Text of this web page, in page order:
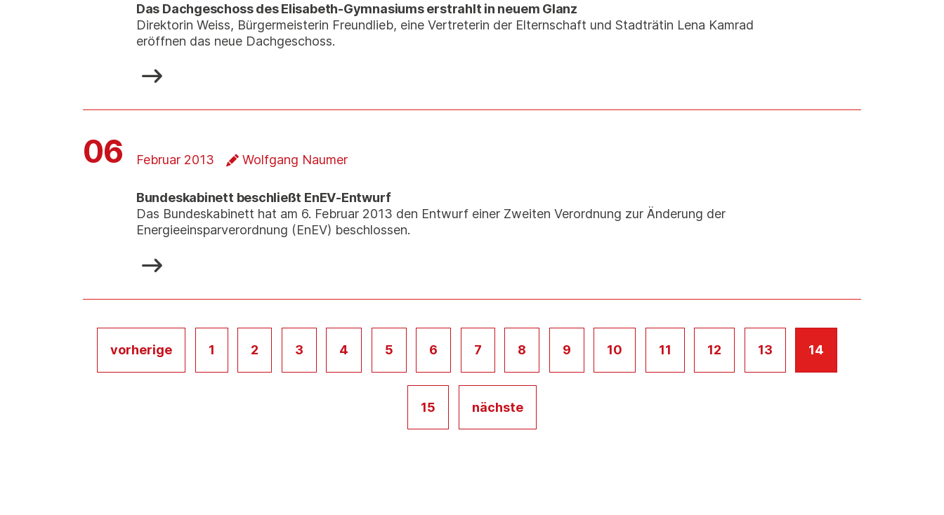
Das Dachgeschoss des Elisabeth-Gymnasiums erstrahlt in neuem Glanz
Direktorin Weiss, Bürgermeisterin Freundlieb, eine Vertreterin der Elternschaft und Stadträtin Lena Kamrad
eröffnen das neue Dachgeschoss.
Bundeskabinett beschließt EnEV-Entwurf
Das Bundeskabinett hat am 6. Februar 2013 den Entwurf einer Zweiten Verordnung zur Änderung der
Energieeinsparverordnung (EnEV) beschlossen.
06 Februar 2013 Wolfgang Naumer
vorherige 1 2 3 4 5 6 7 8 9 10 11 12 13 14
15 nächste